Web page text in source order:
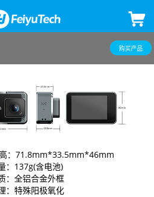
购买产品
：71.8mm*33.5mm*46mm
：137g(含电池)
：全铝合金外框
：特殊阳极氧化